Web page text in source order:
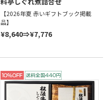
【2026年夏 赤いギフトブック掲載
品】
¥8,640⇒¥7,776